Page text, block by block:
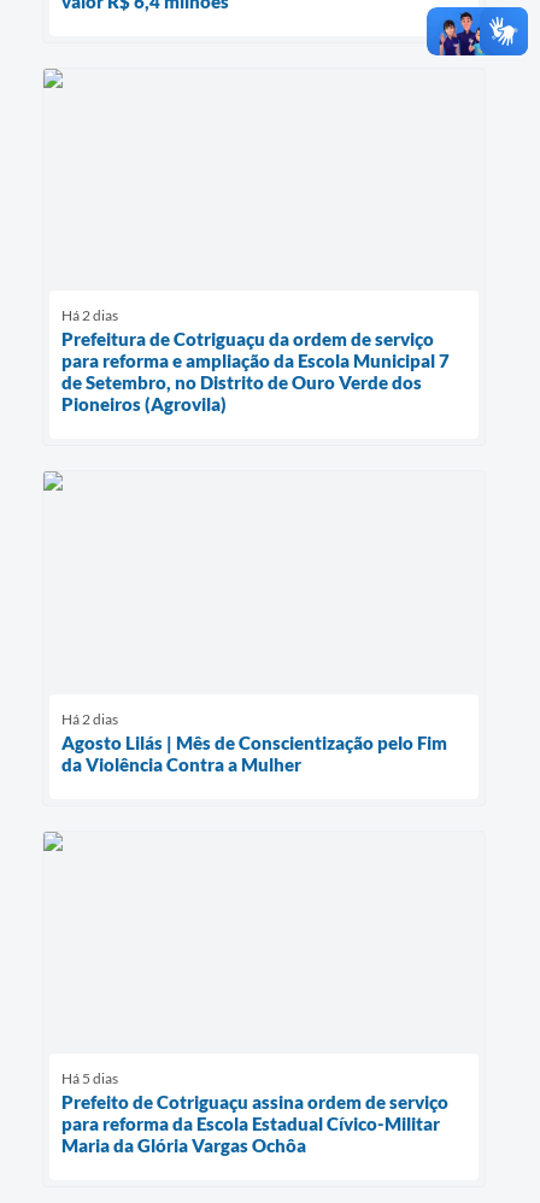
Há 2 dias
Prefeitura de Cotriguaçu da ordem de serviço
para reforma e ampliação da Escola Municipal 7
de Setembro, no Distrito de Ouro Verde dos
Pioneiros (Agrovila)
Há 2 dias
Agosto Lilás | Mês de Conscientização pelo Fim
da Violência Contra a Mulher
Há 5 dias
Prefeito de Cotriguaçu assina ordem de serviço
para reforma da Escola Estadual Cívico-Militar
Maria da Glória Vargas Ochôa